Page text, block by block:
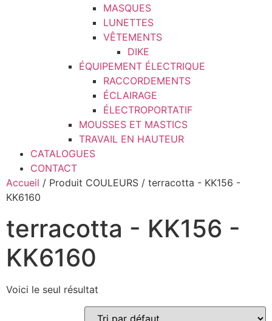
MASQUES
LUNETTES
VÊTEMENTS
DIKE
ÉQUIPEMENT ÉLECTRIQUE
RACCORDEMENTS
ÉCLAIRAGE
ÉLECTROPORTATIF
MOUSSES ET MASTICS
TRAVAIL EN HAUTEUR
CATALOGUES
CONTACT
Accueil / Produit COULEURS / terracotta - KK156 -
KK6160
terracotta - KK156 -
KK6160
Voici le seul résultat